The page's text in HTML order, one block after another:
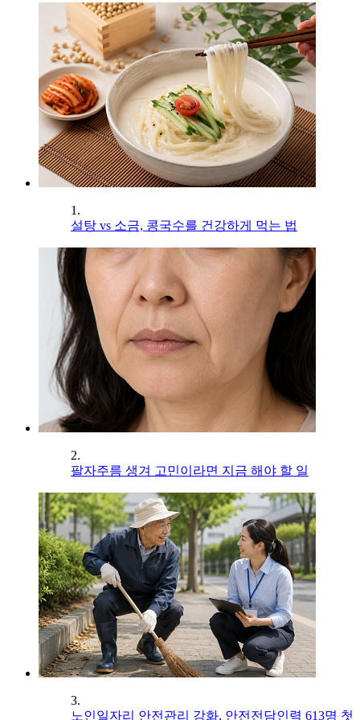
1.
설탕 vs 소금, 콩국수를 건강하게 먹는 법
2.
팔자주름 생겨 고민이라면 지금 해야 할 일
3.
노인일자리 안전관리 강화, 안전전담인력 613명 첫